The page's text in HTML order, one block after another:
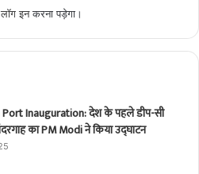
लॉग इनकरना पड़ेगा।
Inauguration: देश के पहले डीप-सी
का PM Modi ने किया उद्घाटन